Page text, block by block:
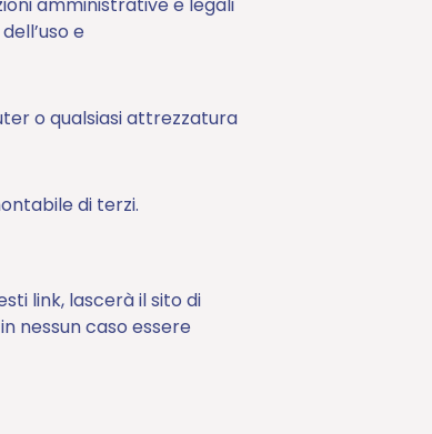
e
o qualsiasi attrezzatura
di terzi.
link, lascerà il sito di
nessun caso essere